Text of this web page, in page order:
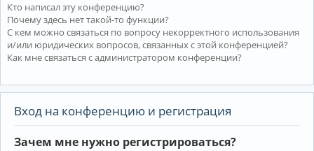
Кто написал эту конференцию?
Почему здесь нет такой-то функции?
С кем можно связаться по вопросу некорректного использования
и/или юридических вопросов, связанных с этой конференцией?
Как мне связаться с администратором конференции?
Вход на конференцию и регистрация
Зачем мне нужно регистрироваться?